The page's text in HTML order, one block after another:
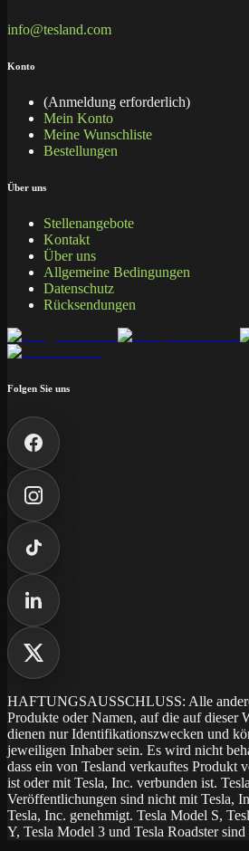
info@tesland.com
Konto
(Anmeldung erforderlich)
Mein Konto
Meine Wunschliste
Bestellungen
Über uns
Stellenangebote
Kontakt
Über uns
Allgemeine Bedingungen
Datenschutz
Rücksendungen
Folgen Sie uns
HAFTUNGSAUSSCHLUSS: Alle
Produkte oder Namen, auf die auf dieser
dienen nur Identifikationszwecken und
jeweiligen Inhaber sein. Es wird nicht
dass ein von Tesland verkauftes Produkt
ist oder mit Tesla, Inc. verbunden ist.
Veröffentlichungen sind nicht mit Tesla,
Tesla, Inc. genehmigt. Tesla Model S,
Y, Tesla Model 3 und Tesla Roadster